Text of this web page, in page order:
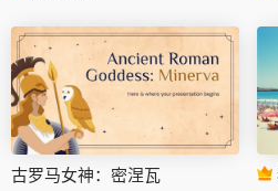
古罗马女神：密涅瓦